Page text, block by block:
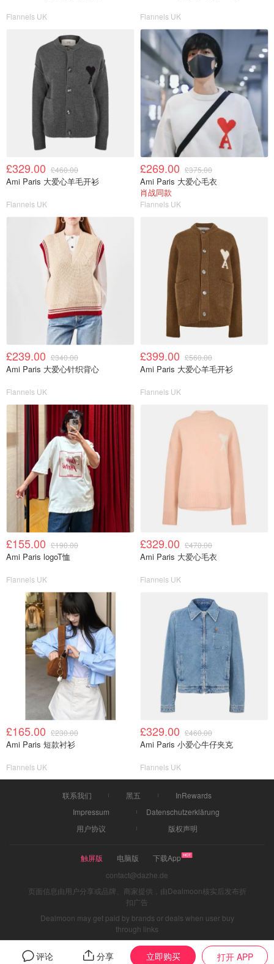
Flannels UK Flannels UK
£329.00 £460.00
Ami Paris 大爱心羊毛开衫
Flannels UK
£269.00 £375.00
Ami Paris 大爱心毛衣
肖战同款
Flannels UK
£239.00 £340.00
Ami Paris 大爱心针织背心
Flannels UK
£399.00 £560.00
Ami Paris 大爱心羊毛开衫
Flannels UK
£155.00 £190.00
Ami Paris logoT恤
Flannels UK
£329.00 £470.00
Ami Paris 大爱心毛衣
Flannels UK
£165.00 £230.00
Ami Paris 短款衬衫
Flannels UK
£329.00 £460.00
Ami Paris 小爱心牛仔夹克
Flannels UK
评论 分享 立即购买 打开 APP
联系我们 黑五
InRewards
Impressum
Datenschutzerklärung
用户协议
版权声明
触屏版 电脑版
下载App
contact@dazhe.de
页面信息由用户分享或品牌、商家提供，由Dealmoon核实后发布折
扣广告
Dealmoon may get paid by brands or deals when user buy
through links